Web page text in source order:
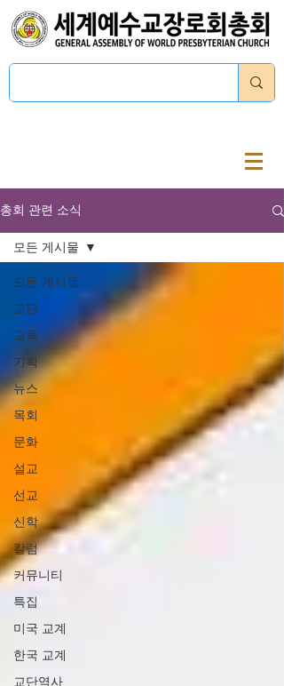
총회 관련 소식
모든 게시물
교단
교육
기획
뉴스
목회
문화
설교
선교
신학
칼럼
커뮤니티
특집
미국 교계
한국 교계
교단역사
모든 게시물